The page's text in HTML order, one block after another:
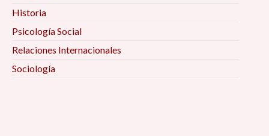
Historia
Psicología Social
Relaciones Internacionales
Sociología